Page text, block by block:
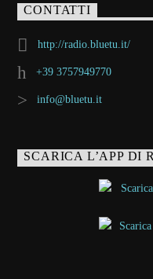
CONTATTI
http://radio.bluetu.it/
+39 3757949770
info@bluetu.it
SCARICA L’APP DI